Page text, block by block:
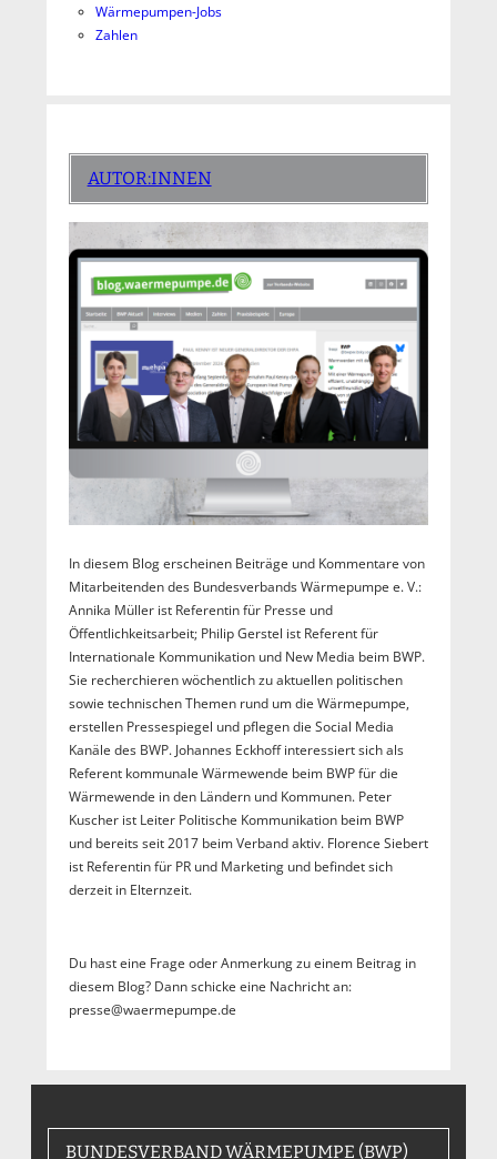
Wärmepumpen-Jobs
Zahlen
AUTOR:INNEN
In diesem Blog erscheinen Beiträge und Kommentare von
Mitarbeitenden des Bundesverbands Wärmepumpe e. V.:
Annika Müller ist Referentin für Presse und
Öffentlichkeitsarbeit; Philip Gerstel ist Referent für
Internationale Kommunikation und New Media beim BWP.
Sie recherchieren wöchentlich zu aktuellen politischen
sowie technischen Themen rund um die Wärmepumpe,
erstellen Pressespiegel und pflegen die Social Media
Kanäle des BWP. Johannes Eckhoff interessiert sich als
Referent kommunale Wärmewende beim BWP für die
Wärmewende in den Ländern und Kommunen. Peter
Kuscher ist Leiter Politische Kommunikation beim BWP
und bereits seit 2017 beim Verband aktiv. Florence Siebert
ist Referentin für PR und Marketing und befindet sich
derzeit in Elternzeit.
Du hast eine Frage oder Anmerkung zu einem Beitrag in
diesem Blog? Dann schicke eine Nachricht an:
presse@waermepumpe.de
BUNDESVERBAND WÄRMEPUMPE (BWP)